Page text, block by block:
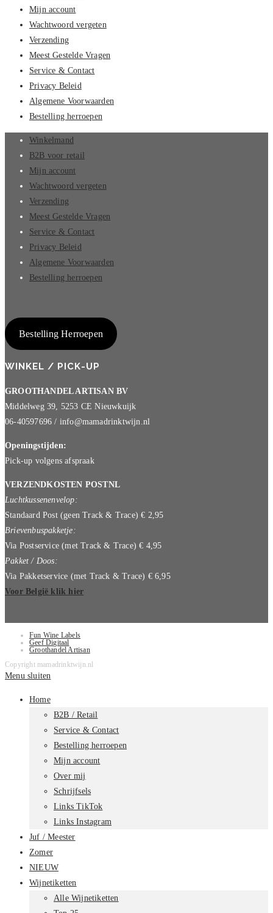
Mijn account
Wachtwoord vergeten
Verzending
Meest Gestelde Vragen
Service & Contact
Privacy Beleid
Algemene Voorwaarden
Bestelling herroepen
Winkelmand
B2B voor retail
Mijn account
Wachtwoord vergeten
Verzending
Meest Gestelde Vragen
Service & Contact
Privacy Beleid
Algemene Voorwaarden
Bestelling herroepen
Bestelling Herroepen
WINKEL / PICK-UP
GROOTHANDEL ARTISAN BV
Middelweg 39, 5253 CE Nieuwkuijk
06-40597696 / info@mamadrinktwijn.nl
Openingstijden:
Pick-up volgens afspraak
VERZENDKOSTEN POSTNL
Luchtkussenenvelop:
Standaard Post (geen Track & Trace) € 2,95
Brievenbuspakketje:
Via Postservice (met Track & Trace) € 4,95
Pakket / Doos:
Via Pakketservice (met Track & Trace) € 6,95
Voor België klik hier
Fun Wine Labels
Geef Digitaal
Groothandel Artisan
Copyright mamadrinktwijn.nl
Menu sluiten
Home
B2B / Retail
Service & Contact
Bestelling herroepen
Mijn account
Over mij
Schrijfsels
Links TikTok
Links Instagram
Juf / Meester
Zomer
NIEUW
Wijnetiketten
Alle Wijnetiketten